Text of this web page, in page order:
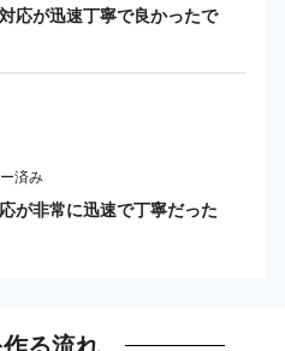
応が迅速丁寧で良かったで
済み
が非常に迅速で丁寧だった